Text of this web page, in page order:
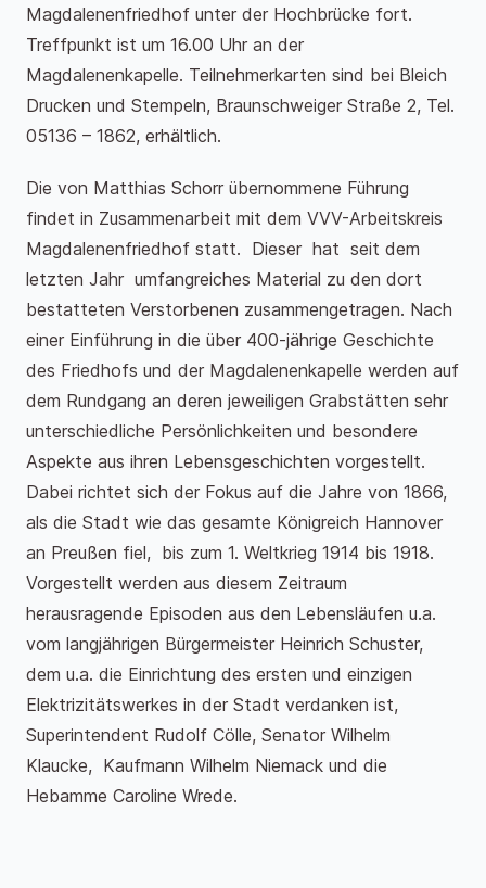
Magdalenenfriedhof unter der Hochbrücke fort.
Treffpunkt ist um 16.00 Uhr an der
Magdalenenkapelle. Teilnehmerkarten sind bei Bleich
Drucken und Stempeln, Braunschweiger Straße 2, Tel.
05136 – 1862, erhältlich.
Die von Matthias Schorr übernommene Führung
findet in Zusammenarbeit mit dem VVV-Arbeitskreis
Magdalenenfriedhof statt. Dieser hat seit dem
letzten Jahr umfangreiches Material zu den dort
bestatteten Verstorbenen zusammengetragen. Nach
einer Einführung in die über 400-jährige Geschichte
des Friedhofs und der Magdalenenkapelle werden auf
dem Rundgang an deren jeweiligen Grabstätten sehr
unterschiedliche Persönlichkeiten und besondere
Aspekte aus ihren Lebensgeschichten vorgestellt.
Dabei richtet sich der Fokus auf die Jahre von 1866,
als die Stadt wie das gesamte Königreich Hannover
an Preußen fiel, bis zum 1. Weltkrieg 1914 bis 1918.
Vorgestellt werden aus diesem Zeitraum
herausragende Episoden aus den Lebensläufen u.a.
vom langjährigen Bürgermeister Heinrich Schuster,
dem u.a. die Einrichtung des ersten und einzigen
Elektrizitätswerkes in der Stadt verdanken ist,
Superintendent Rudolf Cölle, Senator Wilhelm
Klaucke, Kaufmann Wilhelm Niemack und die
Hebamme Caroline Wrede.